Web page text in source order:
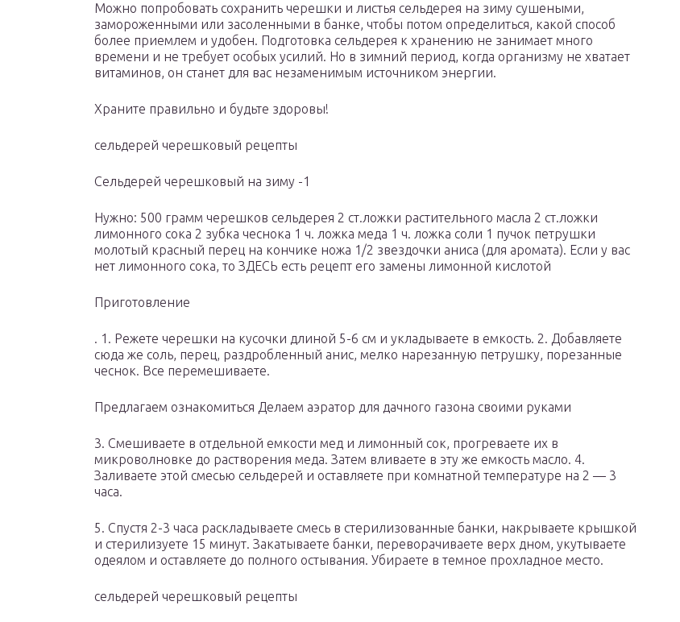
Можно попробовать сохранить черешки и листья сельдерея на зиму сушеными,
замороженными или засоленными в банке, чтобы потом определиться, какой способ
более приемлем и удобен. Подготовка сельдерея к хранению не занимает много
времени и не требует особых усилий. Но в зимний период, когда организму не хватает
витаминов, он станет для вас незаменимым источником энергии.
Храните правильно и будьте здоровы!
сельдерей черешковый рецепты
Сельдерей черешковый на зиму -1
Нужно: 500 грамм черешков сельдерея 2 ст.ложки растительного масла 2 ст.ложки
лимонного сока 2 зубка чеснока 1 ч. ложка меда 1 ч. ложка соли 1 пучок петрушки
молотый красный перец на кончике ножа 1/2 звездочки аниса (для аромата). Если у вас
нет лимонного сока, то ЗДЕСЬ есть рецепт его замены лимонной кислотой
Приготовление
. 1. Режете черешки на кусочки длиной 5-6 см и укладываете в емкость. 2. Добавляете
сюда же соль, перец, раздробленный анис, мелко нарезанную петрушку, порезанные
чеснок. Все перемешиваете.
Предлагаем ознакомиться Делаем аэратор для дачного газона своими руками
3. Смешиваете в отдельной емкости мед и лимонный сок, прогреваете их в
микроволновке до растворения меда. Затем вливаете в эту же емкость масло. 4.
Заливаете этой смесью сельдерей и оставляете при комнатной температуре на 2 — 3
часа.
5. Спустя 2-3 часа раскладываете смесь в стерилизованные банки, накрываете крышкой
и стерилизуете 15 минут. Закатываете банки, переворачиваете верх дном, укутываете
одеялом и оставляете до полного остывания. Убираете в темное прохладное место.
сельдерей черешковый рецепты